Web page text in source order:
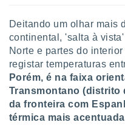
Deitando um olhar mais
continental, 'salta à
Norte e partes do
registar temperaturas
Porém, é na faixa
Transmontano (distrito
da fronteira com
térmica mais